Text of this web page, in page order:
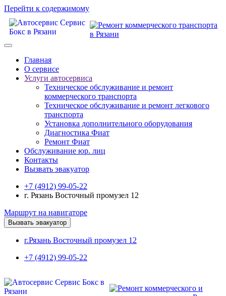
Перейти к содержимому
Главная
О сервисе
Услуги автосервиса
Техническое обcлуживание и ремонт
коммерческого транспорта
Техническое обcлуживание и ремонт легкового
транспорта
Установка дополнительного оборудования
Диагностика Фиат
Ремонт Фиат
Обслуживание юр. лиц
Контакты
Вызвать эвакуатор
+7 (4912) 99-05-22
г. Рязань Восточный промузел 12
Маршрут на навигаторе
Вызвать эвакуатор
г.Рязань Восточный промузел 12
+7 (4912) 99-05-22